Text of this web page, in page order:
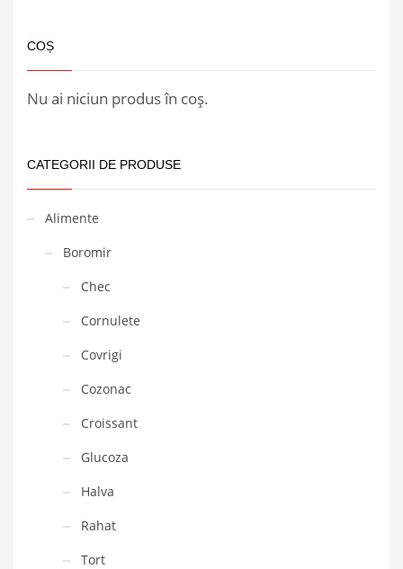
COȘ
Nu ai niciun produs în coș.
CATEGORII DE PRODUSE
Alimente
Boromir
Chec
Cornulete
Covrigi
Cozonac
Croissant
Glucoza
Halva
Rahat
Tort